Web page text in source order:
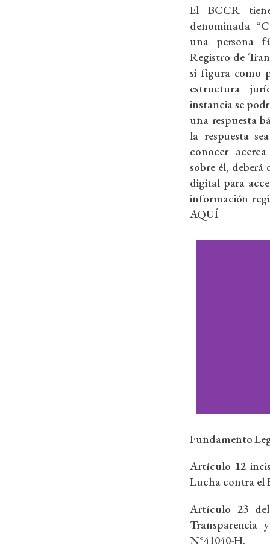
El BCCR
denominada
una persona
Registro de
si figura como
estructura
instancia se
una respuesta
la respuesta
conocer
sobre él,
digital para
información
AQUÍ
Proteja su
Fundamento
Artículo 12
Lucha contra el
Artículo 23
Transparencia
N°41040-H.